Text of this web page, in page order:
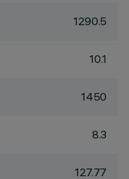
1290.5
10.1
1450
8.3
127.77